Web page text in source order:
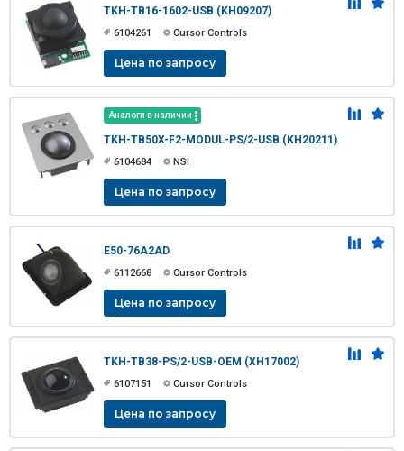
TKH-TB16-1602-USB (KH09207)
6104261 Cursor Controls
Цена по запросу
Аналоги в наличии
TKH-TB50X-F2-MODUL-PS/2-USB (KH20211)
6104684 NSI
Цена по запросу
E50-76A2AD
6112668 Cursor Controls
Цена по запросу
TKH-TB38-PS/2-USB-OEM (XH17002)
6107151 Cursor Controls
Цена по запросу